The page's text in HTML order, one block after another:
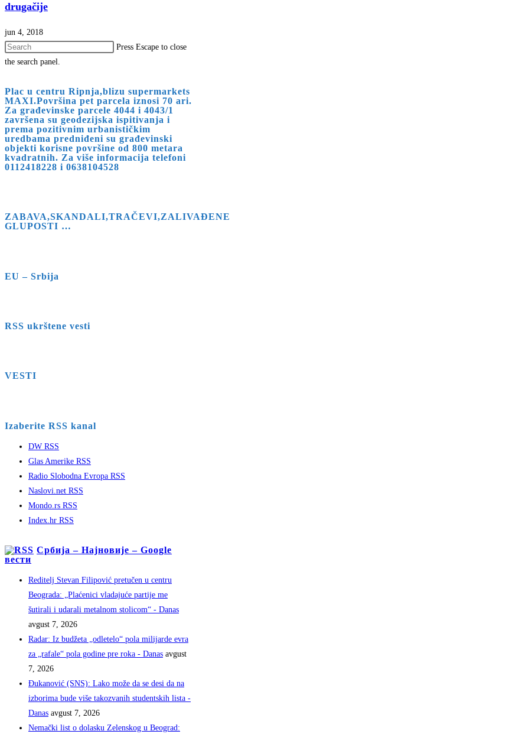
drugačije
jun 4, 2018
Press Escape to close
the search panel.
Plac u centru Ripnja,blizu supermarkets
MAXI.Površina pet parcela iznosi 70 ari.
Za građevinske parcele 4044 i 4043/1
završena su geodezijska ispitivanja i
prema pozitivnim urbanističkim
uredbama predniđeni su građevinski
objekti korisne površine od 800 metara
kvadratnih. Za više informacija telefoni
0112418228 i 0638104528
ZABAVA,SKANDALI,TRAČEVI,ZALIVAĐENE
GLUPOSTI …
EU – Srbija
RSS ukrštene vesti
VESTI
Izaberite RSS kanal
DW RSS
Glas Amerike RSS
Radio Slobodna Evropa RSS
Naslovi.net RSS
Mondo.rs RSS
Index.hr RSS
Србија – Најновије – Google
вести
Reditelj Stevan Filipović pretučen u centru
Beograda: „Plaćenici vladajuće partije me
šutirali i udarali metalnom stolicom“ - Danas
avgust 7, 2026
Radar: Iz budžeta „odletelo“ pola milijarde evra
za „rafale“ pola godine pre roka - Danas avgust
7, 2026
Đukanović (SNS): Lako može da se desi da na
izborima bude više takozvanih studentskih lista -
Danas avgust 7, 2026
Nemački list o dolasku Zelenskog u Beograd: